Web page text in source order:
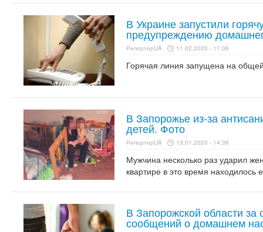
В Украине запустили
предупреждению
РепортерUA 11.02.2020 - 11:06
Горячая линия запущена на
В Запорожье из-за
детей. Фото
РепортерUA 13.01.2020 - 14:36
Мужчина несколько раз ударил
квартире в это время
В Запорожской области за
сообщений о домашнем